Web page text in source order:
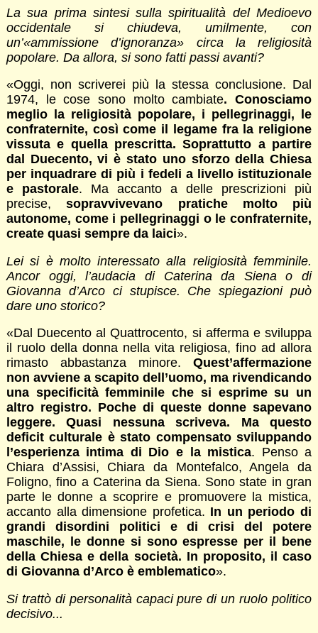
La sua prima sintesi sulla spiritualità del Medioevo
occidentale si chiudeva, umilmente, con
un’«ammissione d’ignoranza» circa la religiosità
popolare. Da allora, si sono fatti passi avanti?
«Oggi, non scriverei più la stessa conclusione. Dal
1974, le cose sono molto cambiate. Conosciamo
meglio la religiosità popolare, i pellegrinaggi, le
confraternite, così come il legame fra la religione
vissuta e quella prescritta. Soprattutto a partire
dal Duecento, vi è stato uno sforzo della Chiesa
per inquadrare di più i fedeli a livello istituzionale
e pastorale. Ma accanto a delle prescrizioni più
precise,sopravvivevano pratiche molto più
autonome, come i pellegrinaggi o le confraternite,
create quasi sempre da laici».
Lei si è molto interessato alla religiosità femminile.
Ancor oggi, l’audacia di Caterina da Siena o di
Giovanna d’Arco ci stupisce. Che spiegazioni può
dare uno storico?
«Dal Duecento al Quattrocento, si afferma e sviluppa
il ruolo della donna nella vita religiosa, fino ad allora
rimasto abbastanza minore.Quest’affermazione
non avviene a scapito dell’uomo, ma rivendicando
una specificità femminile che si esprime su un
altro registro. Poche di queste donne sapevano
leggere. Quasi nessuna scriveva. Ma questo
deficit culturale è stato compensato sviluppando
l’esperienza intima di Dio e la mistica. Penso a
Chiara d’Assisi, Chiara da Montefalco, Angela da
Foligno, fino a Caterina da Siena. Sono state in gran
parte le donne a scoprire e promuovere la mistica,
accanto alla dimensione profetica. In un periodo di
grandi disordini politici e di crisi del potere
maschile, le donne si sono espresse per il bene
della Chiesa e della società. In proposito, il caso
di Giovanna d’Arco è emblematico».
Si trattò di personalità capaci pure di un ruolo politico
decisivo...